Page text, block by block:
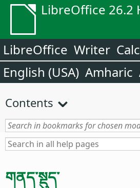
LibreOffice 26.2
LibreOffice Writer Calc
English (USA) Amharic
Contents
གནད་སྡུད་